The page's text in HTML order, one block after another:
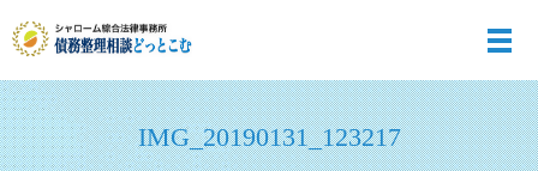
メ
IMG_20190131_123217